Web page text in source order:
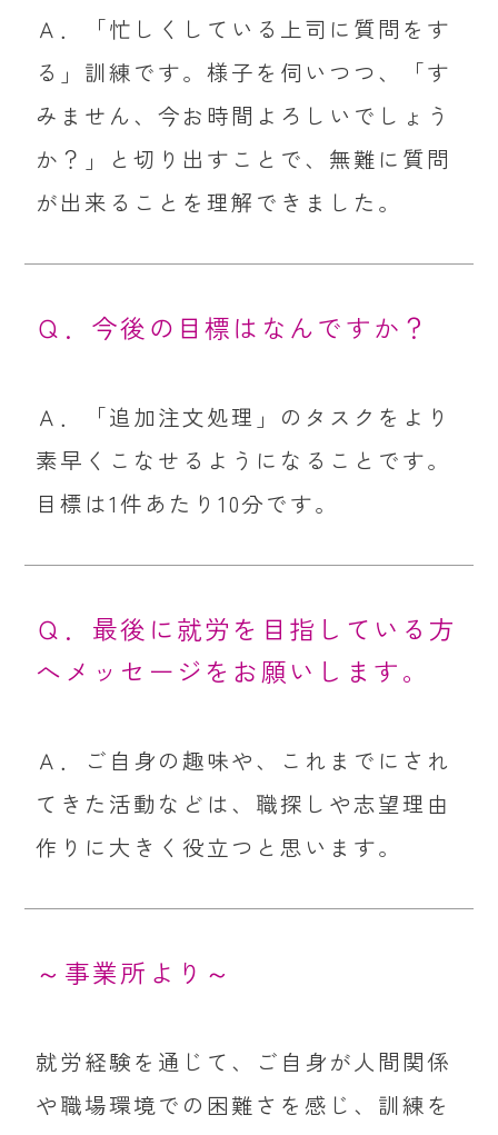
Ａ．「忙しくしている上司に質問をす
る」訓練です。様子を伺いつつ、「す
みません、今お時間よろしいでしょう
か？」と切り出すことで、無難に質問
が出来ることを理解できました。
Ｑ．今後の目標はなんですか？
Ａ．「追加注文処理」のタスクをより
素早くこなせるようになることです。
目標は1件あたり10分です。
Ｑ．最後に就労を目指している方
へメッセージをお願いします。
Ａ．ご自身の趣味や、これまでにされ
てきた活動などは、職探しや志望理由
作りに大きく役立つと思います。
～事業所より～
就労経験を通じて、ご自身が人間関係
や職場環境での困難さを感じ、訓練を